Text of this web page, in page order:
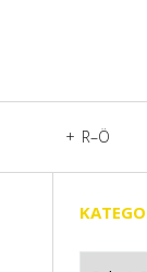
R–Ö